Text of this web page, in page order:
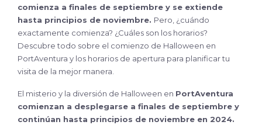
comienza a finales de septiembre y se extiende
hasta principios de noviembre. Pero, ¿cuándo
exactamente comienza? ¿Cuáles son los horarios?
Descubre todo sobre el comienzo de Halloween en
PortAventura y los horarios de apertura para planificar tu
visita de la mejor manera.
El misterio y la diversión de Halloween en PortAventura
comienzan a desplegarse a finales de septiembre y
continúan hasta principios de noviembre en 2024.